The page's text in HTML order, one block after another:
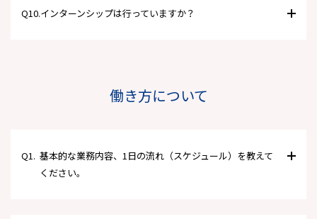
Q10.インターンシップは行っていますか？
働き方について
Q1. 基本的な業務内容、1日の流れ（スケジュール）を教えて
ください。